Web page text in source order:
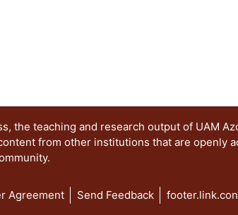
teaching and research output of UAM
from other institutions that are openly
Agreement Send Feedback